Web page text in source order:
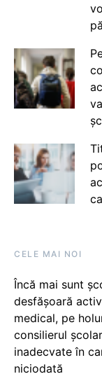
CELE MAI NOI
Încă mai sunt
desfășoară
medical, pe
consilierul
inadecvate în
niciodată